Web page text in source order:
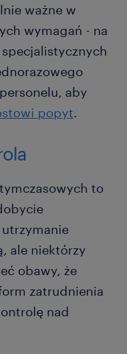
ważne w
wymagań - na
aby
popyt.
to
ale niektórzy
obawy, że
zatrudnienia
nad